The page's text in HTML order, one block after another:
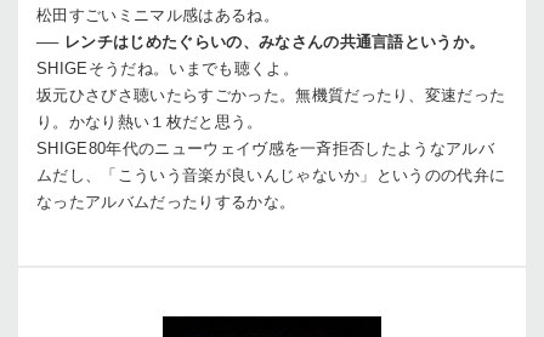
松田 すごいミニマル感はあるね。
── レンチはじめたぐらいの、みなさんの共通言語というか。
SHIGE そうだね。いまでも聴くよ。
坂元ひさびさ聴いたらすごかった。無機質だったり、変速だった
り。かなり熱い１枚だと思う。
SHIGE80年代のニューウェイヴ感を一斉拒否したようなアルバ
ムだし、「こういう音楽が良いんじゃないか」というのの代弁に
なったアルバムだったりするかな。